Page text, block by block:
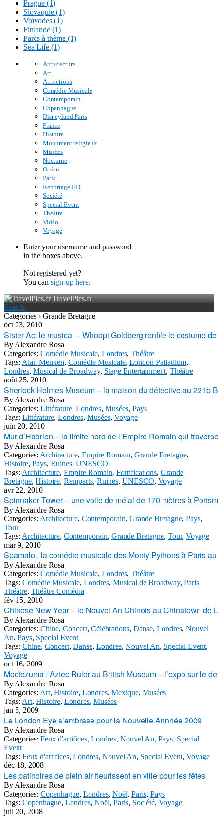
Prague (1)
Slovaquie (1)
Voïvodes (1)
Finlande (1)
Parcs à thème (1)
Sea Life (1)
Architecture
Art
Attractions
Comédie Musicale
Contemporain
Copenhague
Disneyland Paris
France
Histoire
Monument religieux
Musées
Nocturne
Océan
Paris
Reportage HD
Société
Special Event
Théâtre
Vidéo
Voyage
Enter your username and password
in the boxes above.
Not registered yet?
You can sign-up here.
TravelPics.fr
Search
Categories › Grande Bretagne
oct 23, 2010
Sister Act le musical – Whoopi Goldberg renfile le costume
By Alexandre Rosa
Categories: Comédie Musicale, Londres, Théâtre
Tags: Alan Menken, Comédie Musicale, London Palladium,
Londres, Musical de Broadway, Stage Entertainment, Théâtre
août 25, 2010
Sherlock Holmes Museum – la maison du détective au 221b
By Alexandre Rosa
Categories: Littérature, Londres, Musées, Pays
Tags: Littérature, Londres, Musées, Voyage
juin 20, 2010
Mur d’Hadrien – la limite nord de l’Empire Romain qui
By Alexandre Rosa
Categories: Architecture, Empire Romain, Grande Bretagne,
Histoire, Pays, Ruines, UNESCO
Tags: Architecture, Empire Romain, Fortifications, Grande
Bretagne, Histoire, Remparts, Ruines, UNESCO, Voyage
avr 22, 2010
Spinnaker Tower – une voile de métal de 170 mètres à
By Alexandre Rosa
Categories: Architecture, Contemporain, Grande Bretagne, Pays,
Tour
Tags: Architecture, Contemporain, Grande Bretagne, Tour, Voyage
mar 9, 2010
Spamalot, la comédie musicale des Monty Pythons à Paris
By Alexandre Rosa
Categories: Comédie Musicale, Londres, Théâtre
Tags: Comédie Musicale, Londres, Musical de Broadway, Paris,
Théâtre, Théâtre Comédia
fév 15, 2010
Chinese New Year – le Nouvel An Chinois au Chinatown de
By Alexandre Rosa
Categories: Chine, Concert, Célébrations, Danse, Londres, Nouvel
An, Pays, Special Event
Tags: Chine, Concert, Danse, Londres, Nouvel An, Special Event,
Voyage
oct 16, 2009
Moctezuma : Aztec Ruler au British Museum – l’expo sur le
By Alexandre Rosa
Categories: Art, Histoire, Londres, Mexique, Musées
Tags: Art, Histoire, Londres, Musées
jan 5, 2009
Le London Eye s’embrase pour la Nouvelle Annnée 2009
By Alexandre Rosa
Categories: Feux d'artifices, Londres, Nouvel An, Pays, Special
Event
Tags: Feux d'artifices, Londres, Nouvel An, Special Event, Voyage
déc 18, 2008
Les patinoires de plein air fleurissent en ville pour les fêtes
By Alexandre Rosa
Categories: Copenhague, Londres, Noël, Paris, Pays
Tags: Copenhague, Londres, Noël, Paris, Société, Voyage
juil 20, 2008